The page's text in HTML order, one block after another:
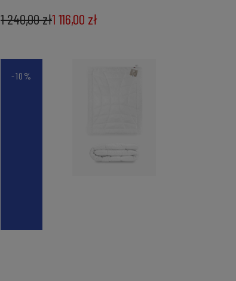
1 116,00 zł
1 240,00 zł
-10%